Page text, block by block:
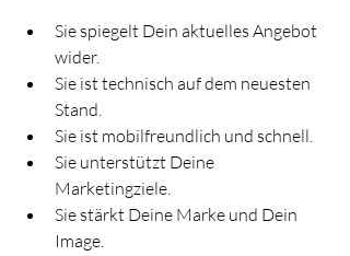
Sie spiegelt Dein aktuelles Angebot
wider.
Sie ist technisch auf dem neuesten
Stand.
Sie ist mobilfreundlich und schnell.
Sie unterstützt Deine
Marketingziele.
Sie stärkt Deine Marke und Dein
Image.